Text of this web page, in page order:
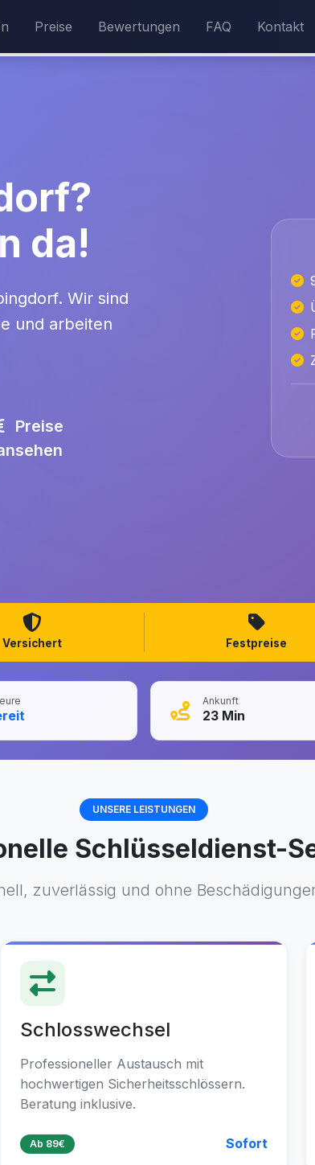
Preise Bewertungen FAQ Kontakt
da!
Wir sind
und arbeiten
Preise
Versichert Festpreise
Ankunft
23 Min
UNSERE LEISTUNGEN
Schlüsseldienst-
zuverlässig und ohne
Schlosswechsel
Professioneller Austausch mit
hochwertigen Sicherheitsschlössern.
Beratung inklusive.
Ab 89€ Sofort